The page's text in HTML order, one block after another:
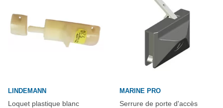
LINDEMANN
Loquet plastique blanc
MARINE PRO
Serrure de porte d'accès